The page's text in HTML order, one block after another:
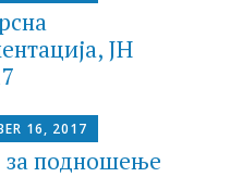
JН
16, 2017
за подношење